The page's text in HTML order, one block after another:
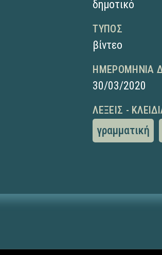
δημοτικό
ΤΎΠΟΣ
βίντεο
ΗΜΕΡΟΜΗΝΊΑ
30/03/2020
ΛΈΞΕΙΣ -
γραμματική